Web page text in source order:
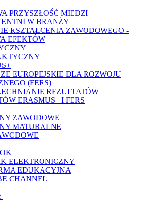
PRZYSZŁOŚĆ MIEDZI
W BRANŻY
KSZTAŁCENIA ZAWODOWEGO -
EFEKTÓW
EUROPEJSKIE DLA ROZWOJU
(FERS)
REZULTATÓW
ERASMUS+ I FERS
ZAWODOWE
MATURALNE
ELEKTRONICZNY
EDUKACYJNA
CHANNEL